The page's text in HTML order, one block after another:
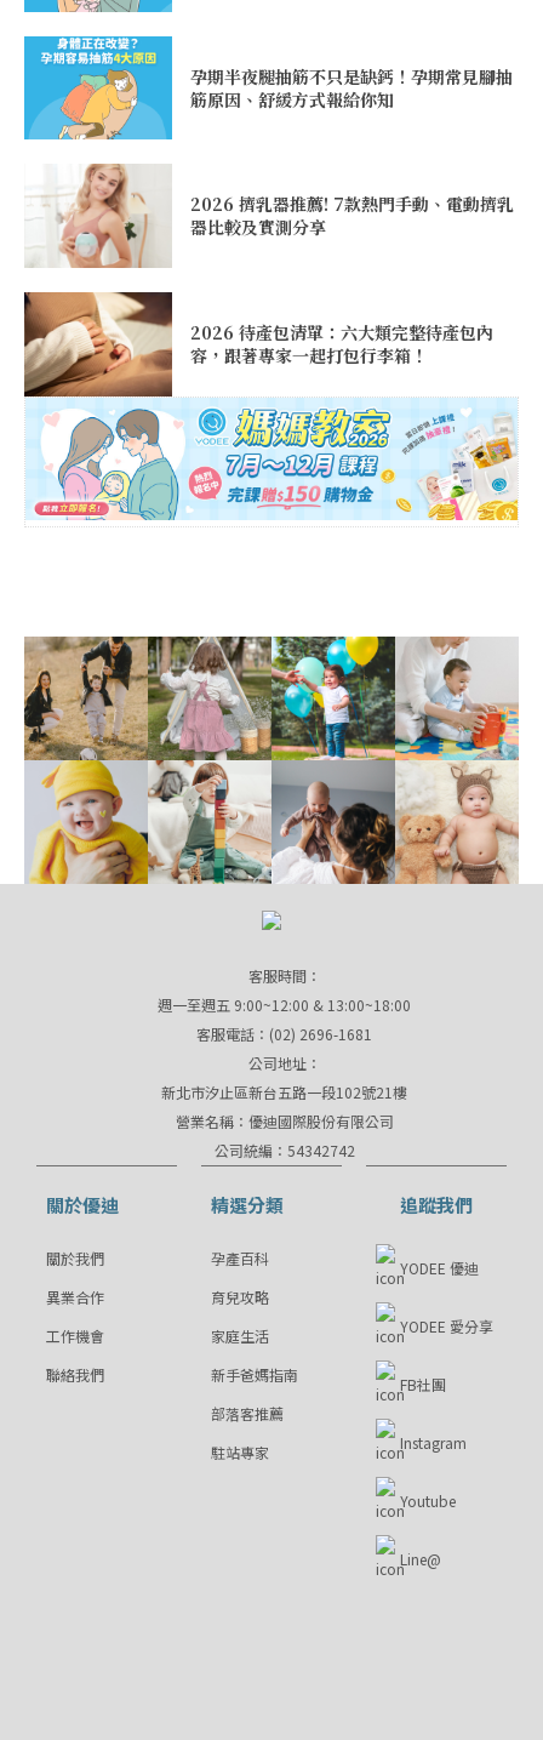
孕期半夜腿抽筋不只是缺鈣！孕期常見腳抽
筋原因、舒緩方式報給你知
2026 擠乳器推薦! 7款熱門手動、電動擠乳
器比較及實測分享
2026 待產包清單：六大類完整待產包內
容，跟著專家一起打包行李箱！
客服時間：
週一至週五 9:00~12:00 & 13:00~18:00
客服電話：(02) 2696-1681
公司地址：
新北市汐止區新台五路一段102號21樓
營業名稱：優迪國際股份有限公司
公司統編：54342742
關於優迪
關於我們
異業合作
工作機會
聯絡我們
精選分類
孕產百科
育兒攻略
家庭生活
新手爸媽指南
部落客推薦
駐站專家
追蹤我們
YODEE 優迪
YODEE 愛分享
FB社團
Instagram
Youtube
Line@